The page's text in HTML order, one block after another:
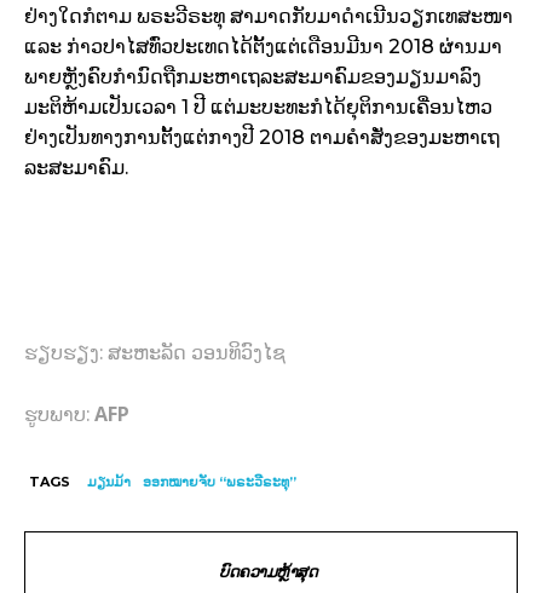
ຢ່າງໃດກໍຕາມ ພຣະວີຣະທຸ ສາມາດກັບມາດຳເນີນວຽກເທສະໜາ
ແລະ ກ່າວປາໄສທົ່ວປະເທດໄດ້ຕັ້ງແຕ່ເດືອນມີນາ 2018 ຜ່ານມາ
ພາຍຫຼັງຄົບກຳນົດຖືກມະຫາເຖລະສະມາຄົມຂອງມຽນມາລົງ
ມະຕິຫ້າມເປັນເວລາ 1 ປີ ແຕ່ມະບະທະກໍໄດ້ຍຸຕິການເຄື່ອນໄຫວ
ຢ່າງເປັນທາງການຕັ້ງແຕ່ກາງປີ 2018 ຕາມຄຳສັ່ງຂອງມະຫາເຖ
ລະສະມາຄົມ.
ຮຽບຮຽງ: ສະຫະລັດ ວອນທິວົງໄຊ
ຮູບພາບ: AFP
TAGS ມຽນມ້າ ອອກໝາຍຈັບ “ພຣະວີຣະທຸ”
ບົດຄວາມຫຼ້າສຸດ